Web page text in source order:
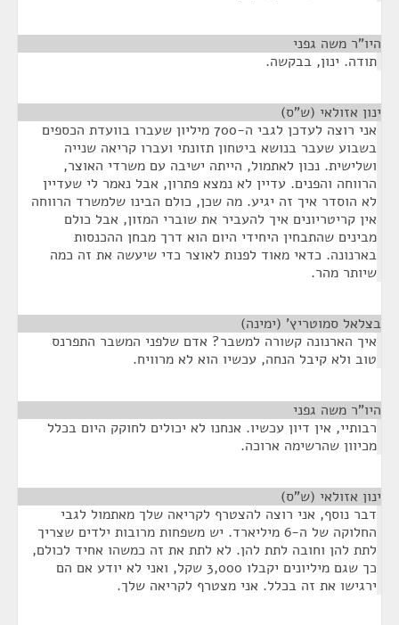
היו"ר משה גפני
תודה. ינון, בבקשה.
ינון אזולאי (ש"ס)
אני רוצה לעדכן לגבי ה-700 מיליון שעברו בוועדת הכספים
בשבוע שעבר בנושא ביטחון תזונתי ועברו קריאה שנייה
ושלישית. נכון לאתמול, הייתה ישיבה עם משרדי האוצר,
הרווחה והפנים. עדיין לא נמצא פתרון, אבל נאמר לי שעדיין
לא הוסדר איך זה יגיע. מה שכן, כולם הבינו שלמשרד הרווחה
אין קריטריונים איך להעביר את שוברי המזון, אבל כולם
מבינים שהתבחין היחידי היום הוא דרך מבחן ההכנסות
בארנונה. כדאי מאוד לפנות לאוצר כדי שיעשה את זה כמה
שיותר מהר.
בצלאל סמוטריץ' (ימינה)
איך הארנונה קשורה למשבר? אדם שלפני המשבר התפרנס
טוב ולא קיבל הנחה, עכשיו הוא לא מרוויח.
היו"ר משה גפני
רבותיי, אין דיון עכשיו. אנחנו לא יכולים לחוקק היום בכלל
מכיוון שהרשימה ארוכה.
ינון אזולאי (ש"ס)
דבר נוסף, אני רוצה להצטרף לקריאה שלך מאתמול לגבי
החלוקה של ה-6 מיליארד. יש משפחות מרובות ילדים שצריך
לתת להן וחובה לתת להן. לא לתת את זה כמשהו אחיד לכולם,
כך שגם מיליונים יקבלו 3,000 שקל, ואני לא יודע אם הם
ירגישו את זה בכלל. אני מצטרף לקריאה שלך.